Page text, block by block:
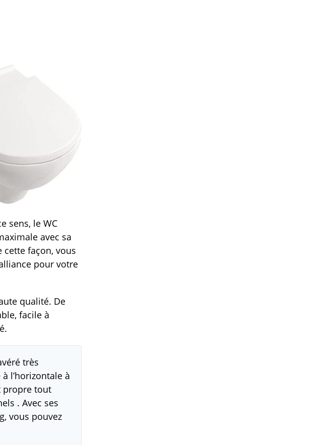
sens, le WC
avec sa
cette façon, vous
pour votre
qualité. De
facile à
très
l’horizontale à
propre tout
. Avec ses
vous pouvez